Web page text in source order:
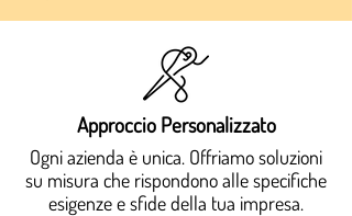
Approccio Personalizzato
Ogni azienda è unica. Offriamo soluzioni
su misura che rispondono alle specifiche
esigenze e sfide della tua impresa.